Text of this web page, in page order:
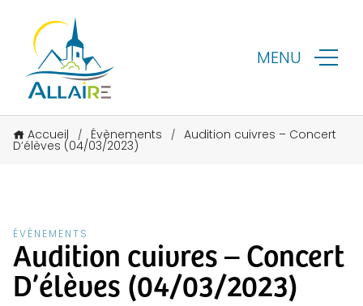
MENU
Accueil / Évènements / Audition cuivres – Concert
D’élèves (04/03/2023)
ÉVÈNEMENTS
Audition cuivres – Concert
D’élèves (04/03/2023)